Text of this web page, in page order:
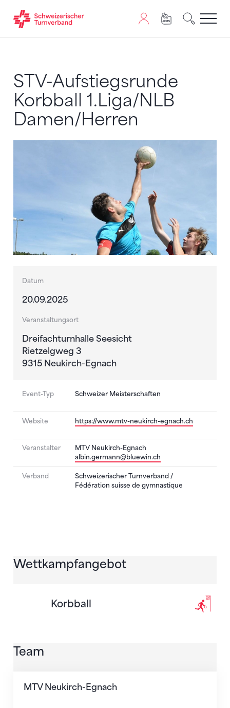
STV-Aufstiegsrunde
Korbball 1.Liga/NLB
Damen/Herren
Datum
20.09.2025
Veranstaltungsort
Dreifachturnhalle Seesicht
Rietzelgweg 3
9315 Neukirch-Egnach
Event-Typ Schweizer Meisterschaften
Website https://www.mtv-neukirch-egnach.ch
Veranstalter
MTV Neukirch-Egnach
albin.germann@bluewin.ch
Verband
Schweizerischer Turnverband /
Fédération suisse de gymnastique
Wettkampfangebot
Korbball
Team
MTV Neukirch-Egnach